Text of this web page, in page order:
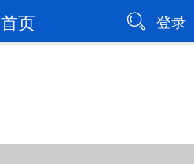
首页 登录